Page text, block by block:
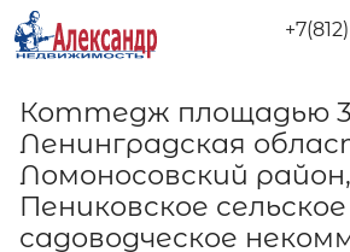
Коттедж площадью
Ленинградская
Ломоносовский район,
Пениковское
садоводческое